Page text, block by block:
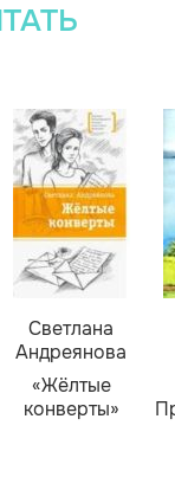
Светлана
Андреянова
«Жёлтые
конверты»